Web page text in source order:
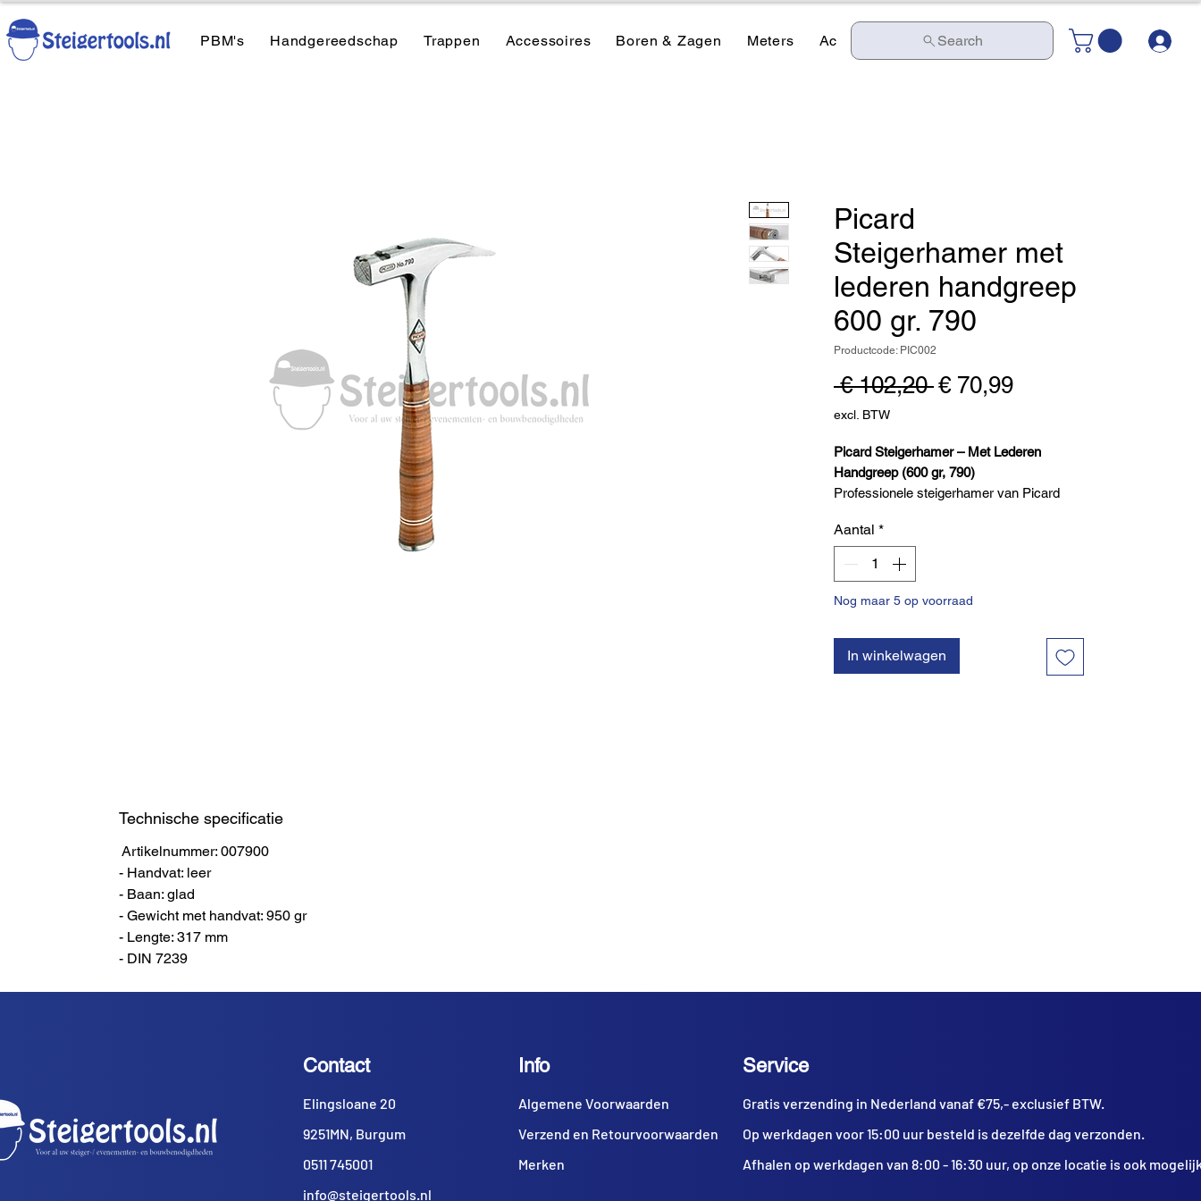
PBM's Handgereedschap Trappen Accessoires Boren & Zagen Meters Actie Contact Search
Picard
Steigerhamer met
lederen handgreep
600 gr. 790
Productcode: PIC002
€ 102,20 Normale prijs
€ 70,99Verkoopprijs
excl. BTW
Picard Steigerhamer – Met Lederen
Handgreep (600 gr, 790)
Professionele steigerhamer van Picard
comfortabele lederen handgreep.
Ontworpen voor dagelijks gebruik bij
steigerbouw en montagewerk. Biedt
perfecte balans, uitstekende slagkracht en
afwerking.
Kenmerken:
Aantal *
Nog maar 5 op voorraad
In winkelwagen
Technische specificatie
Artikelnummer: 007900
- Handvat: leer
- Baan: glad
- Gewicht met handvat: 950 gr
- Lengte: 317 mm
- DIN 7239
Contact
Elingsloane 20
9251MN, Burgum
0511 745001
info@steigertools.nl
Info
Algemene Voorwaarden
Verzend en Retourvoorwaarden
Merken
Service
Gratis verzending in Nederland vanaf €75,- exclusief BTW.
Op werkdagen voor 15:00 uur besteld is dezelfde dag verzonden.
Afhalen op werkdagen van 8:00 - 16:30 uur, op onze locatie is ook